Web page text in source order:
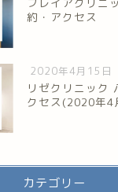
約・アクセス
2020年4月15日
リゼクリニック
クセス(2020年4
カテゴリー